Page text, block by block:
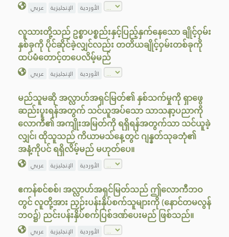
عربي الإنجليزية الأوردية
လူသားတို့သည် ဥစ္စာပစ္စည်းနှင့်ပြည့်နှက်နေသော ချိုင့်ဝှမ်း
နှစ်ခုကို ပိုင်ဆိုင်ခဲ့လျှင်လည်း တတိယချိုင့်ဝှမ်းတစ်ခုကို
ထပ်မံတောင့်တပေလိမ့်မည်
عربي الإنجليزية الأوردية
မည်သူမဆို အလ္လာဟ်အရှင်မြတ်၏ နှစ်သက်မှုကို ရှာဖွေ
ဆည်းပူးရန်အတွက် သင်ယူအပ်သော သာသနာ့ပညာကို
လောကီ၏ အကျိုးအမြတ်ကို ရရှိရန်အတွက်သာ သင်ယူခဲ့
လျှင်၊ ထိုသူသည် ကိယာမသ်နေ့တွင် ဂျန္နတ်သုခဘုံ၏
အနံ့ကိုပင် ရရှိလိမ့်မည် မဟုတ်ပေ။
عربي الإنجليزية الأوردية
ဧကန်စင်စစ်၊ အလ္လာဟ်အရှင်မြတ်သည် ဤလောကီဘဝ
တွင် လူတို့အား ညှဉ်းပန်းနှိပ်စက်သူများကို (နောင်တမလွန်
ဘဝ၌) ညင်းပန်းနှိပ်စက်ပြစ်ဒဏ်ပေးမည် ဖြစ်သည်။
عربي الإنجليزية الأوردية